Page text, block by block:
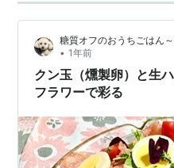
糖質オフのおうちごはん
• 1年前
クン玉（燻製卵）と生
フラワーで彩る